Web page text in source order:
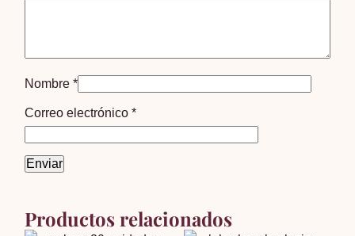
Nombre*
Correo electrónico*
Productos relacionados